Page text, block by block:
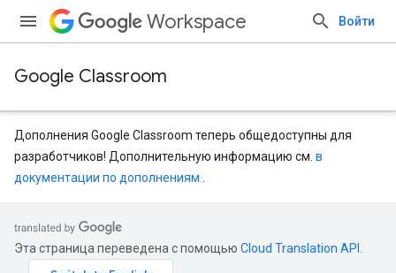
Workspace Войти
Google Classroom
Дополнения Google Classroom теперь общедоступны для
разработчиков! Дополнительную информацию см. в
документации по дополнениям
Эта страница переведена с помощью Cloud Translation API